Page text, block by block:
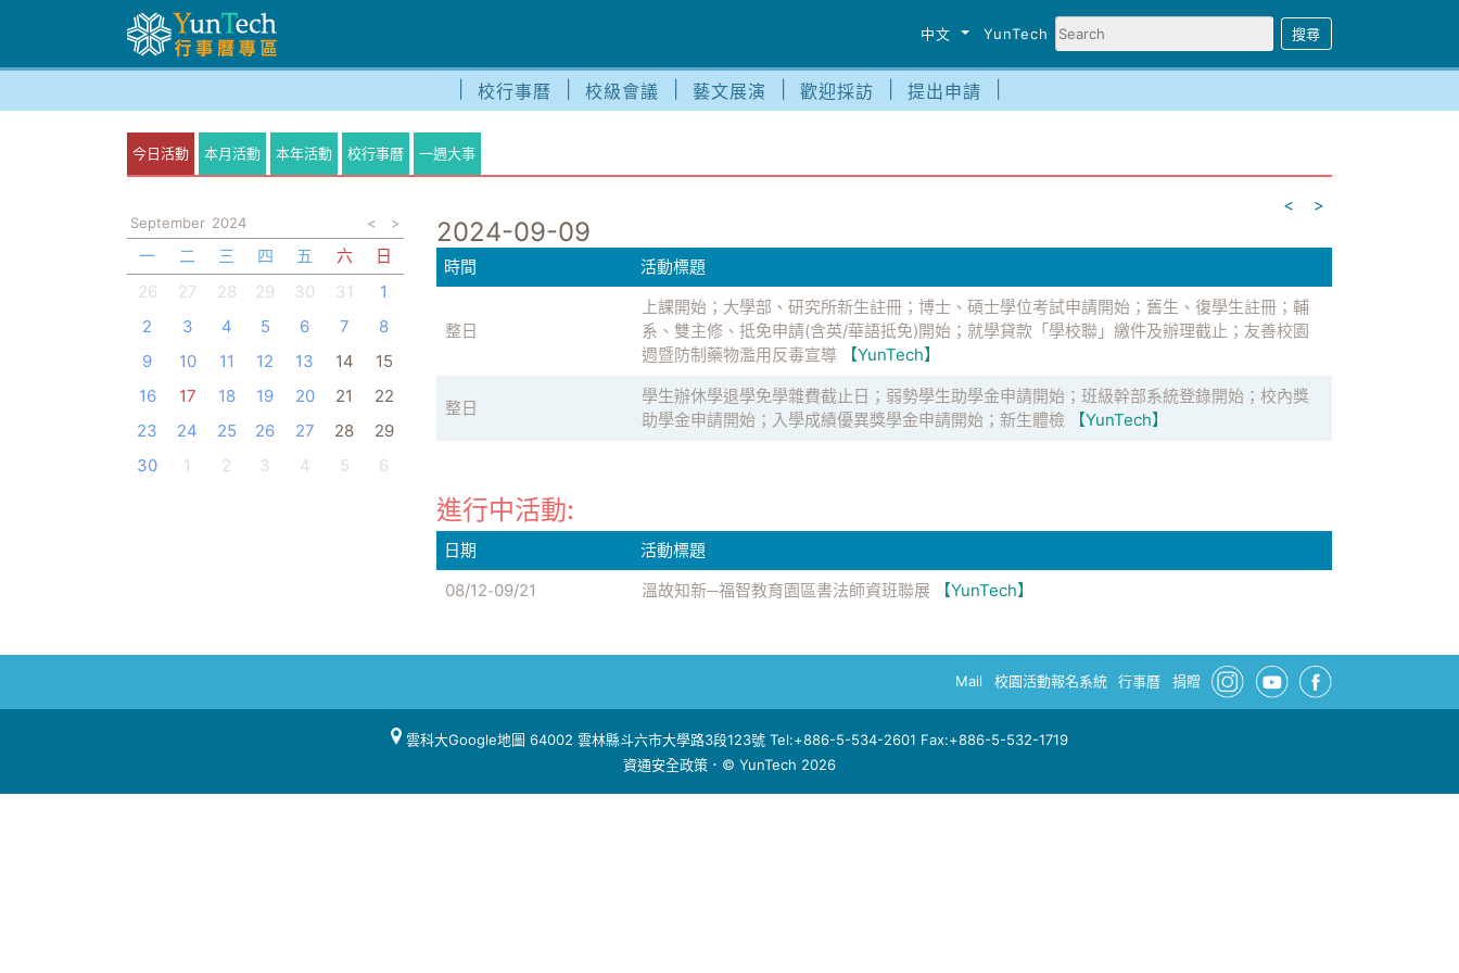
中文 YunTech
校行事曆 校級會議 藝文展演 歡迎採訪 提出申請
今日活動 本月活動 本年活動 校行事曆 一週大事
September 2024 < >
一 二 三 四 五 六
日
26
27 28 29 30 31
1
2
3 4 5 6 7
8
9
10 11 12 13 14
15
16
17 18 19 20 21
22
23
24 25 26 27 28
29
30
1 2 3 4 5 6
< >
2024-09-09
時間 活動標題
整日
上課開始；大學部、研究所新生註冊；博士、碩士學位考試申請開始；舊生、復學生註冊；輔
系、雙主修、抵免申請(含英/華語抵免)開始；就學貸款「學校聯」繳件及辦理截止；友善校園
週暨防制藥物濫用反毒宣導
【YunTech】
整日
學生辦休學退學免學雜費截止日；弱勢學生助學金申請開始；班級幹部系統登錄開始；校內獎
助學金申請開始；入學成績優異獎學金申請開始；新生體檢
【YunTech】
進行中活動:
日期
活動標題
08/12-09/21 溫故知新─福智教育園區書法師資班聯展 【YunTech】
Mail 校園活動報名系統 行事曆 捐贈
雲科大Google地圖 64002 雲林縣斗六市大學路3段123號 Tel:+886-5-534-2601 Fax:+886-5-532-1719
資通安全政策 ．© YunTech 2026